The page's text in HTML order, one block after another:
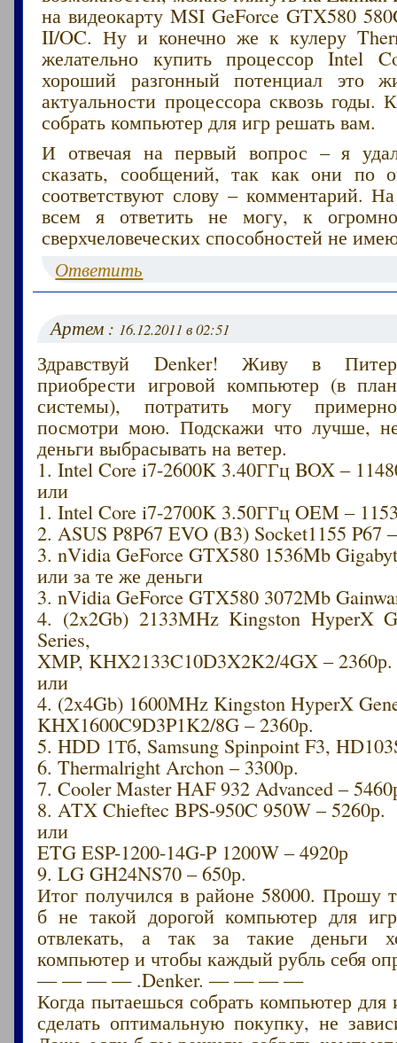
на видеокарту MSI GeForce GTX580
II/OC. Ну и конечно же к кулеру
желательно купить процессор Intel
хороший разгонный потенциал это
актуальности процессора сквозь годы.
собрать компьютер для игр решать вам.
И отвечая на первый вопрос – я
сказать, сообщений, так как они по
соответствуют слову – комментарий.
всем я ответить не могу, к
сверхчеловеческих способностей не
Ответить
Артем : 16.12.2011 в 02:51
Здравствуй Denker! Живу в
приобрести игровой компьютер (в
системы), потратить могу
посмотри мою. Подскажи что лучше, не
деньги выбрасывать на ветер.
1. Intel Core i7-2600K 3.40ГГц BOX –
или
1. Intel Core i7-2700K 3.50ГГц OEM –
2. ASUS P8P67 EVO (B3) Socket1155 P67
3. nVidia GeForce GTX580 1536Mb
или за те же деньги
3. nVidia GeForce GTX580 3072Mb
4. (2x2Gb) 2133MHz Kingston HyperX
Series,
XMP, KHX2133C10D3X2K2/4GX – 2360р.
или
4. (2x4Gb) 1600MHz Kingston HyperX
KHX1600C9D3P1K2/8G – 2360р.
5. HDD 1Тб, Samsung Spinpoint F3,
6. Thermalright Archon – 3300р.
7. Cooler Master HAF 932 Advanced –
8. ATX Chieftec BPS-950C 950W – 5260р.
или
ETG ESP-1200-14G-P 1200W – 4920р
9. LG GH24NS70 – 650р.
Итог получился в районе 58000. Прошу
б не такой дорогой компьютер для
отвлекать, а так за такие деньги
компьютер и чтобы каждый рубль себя
— — — — .Denker. — — — —
Когда пытаешься собрать компьютер
сделать оптимальную покупку, не